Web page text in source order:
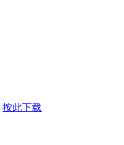
按此下载